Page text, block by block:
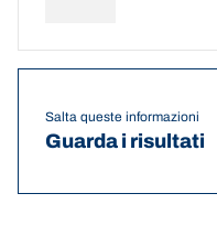
Salta queste informazioni
Guarda i risultati